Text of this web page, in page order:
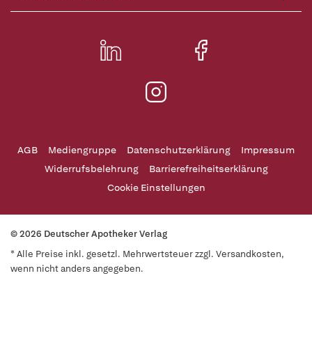
AGB Mediengruppe Datenschutzerklärung
Impressum
Widerrufsbelehrung
Barrierefreiheitserklärung
Cookie Einstellungen
© 2026 Deutscher Apotheker Verlag
* Alle Preise inkl. gesetzl. Mehrwertsteuer zzgl. Versandkosten,
wenn nicht anders angegeben.